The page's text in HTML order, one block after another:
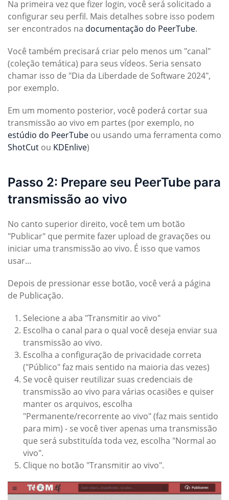
Na primeira vez que fizer login, você será solicitado a
configurar seu perfil. Mais detalhes sobre isso podem
ser encontrados na documentação do PeerTube.
Você também precisará criar pelo menos um "canal"
(coleção temática) para seus vídeos. Seria sensato
chamar isso de "Dia da Liberdade de Software 2024",
por exemplo.
Em um momento posterior, você poderá cortar sua
transmissão ao vivo em partes (por exemplo, no
estúdio do PeerTube ou usando uma ferramenta como
ShotCut ou KDEnlive)
Passo 2: Prepare seu PeerTube para
transmissão ao vivo
No canto superior direito, você tem um botão
"Publicar" que permite fazer upload de gravações ou
iniciar uma transmissão ao vivo. É isso que vamos
usar...
Depois de pressionar esse botão, você verá a página
de Publicação.
Selecione a aba "Transmitir ao vivo"
Escolha o canal para o qual você deseja enviar sua
transmissão ao vivo.
Escolha a configuração de privacidade correta
("Público" faz mais sentido na maioria das vezes)
Se você quiser reutilizar suas credenciais de
transmissão ao vivo para várias ocasiões e quiser
manter os arquivos, escolha
"Permanente/recorrente ao vivo" (faz mais sentido
para mim) - se você tiver apenas uma transmissão
que será substituída toda vez, escolha "Normal ao
vivo".
Clique no botão "Transmitir ao vivo".